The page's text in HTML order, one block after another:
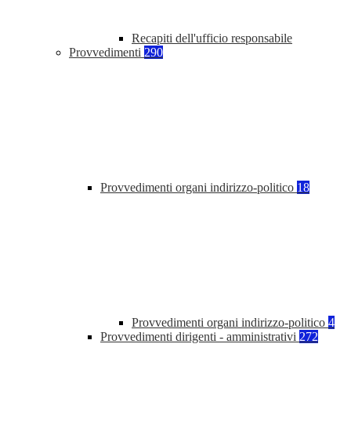
Recapiti dell'ufficio responsabile
Provvedimenti 290
Provvedimenti organi indirizzo-politico 18
Provvedimenti organi indirizzo-politico 4
Provvedimenti dirigenti - amministrativi 272